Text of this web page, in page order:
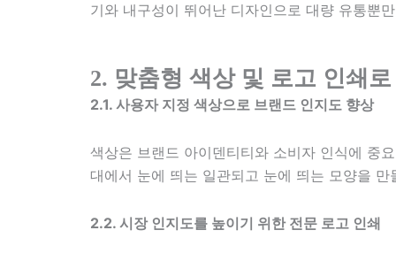
기와 내구성이 뛰어난 디자인으로 대량 유통뿐
2. 맞춤형 색상 및 로고 인쇄
2.1. 사용자 지정 색상으로 브랜드 인지도 향상
색상은 브랜드 아이덴티티와 소비자 인식에 중
대에서 눈에 띄는 일관되고 눈에 띄는 모양을 만
2.2. 시장 인지도를 높이기 위한 전문 로고 인쇄